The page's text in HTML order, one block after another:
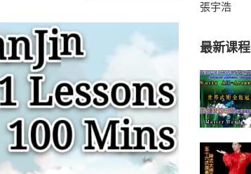
張宇浩
最新课程